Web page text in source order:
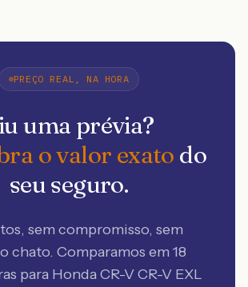
PREÇO REAL, NA HORA
uma prévia?
o valor exato do
seu seguro.
sem compromisso, sem
chato. Comparamos em 18
para Honda CR-V CR-V EXL